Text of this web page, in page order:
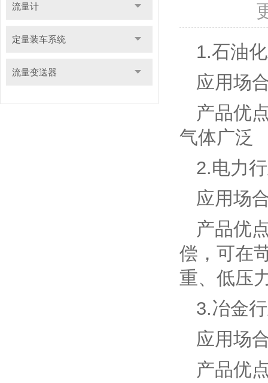
流量计
定量装车系统
流量变送器
1.石油
应用场
产品优
气体广泛
2.电力
应用场
产品优
偿，可在
重、低压
3.冶金
应用场
产品优